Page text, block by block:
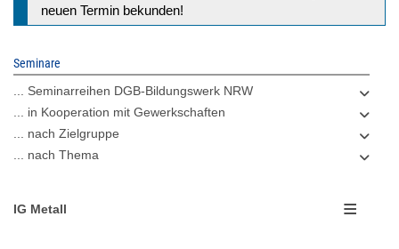
neuen Termin bekunden!
Seminare
... Seminarreihen DGB-Bildungswerk NRW
... in Kooperation mit Gewerkschaften
... nach Zielgruppe
... nach Thema
IG Metall